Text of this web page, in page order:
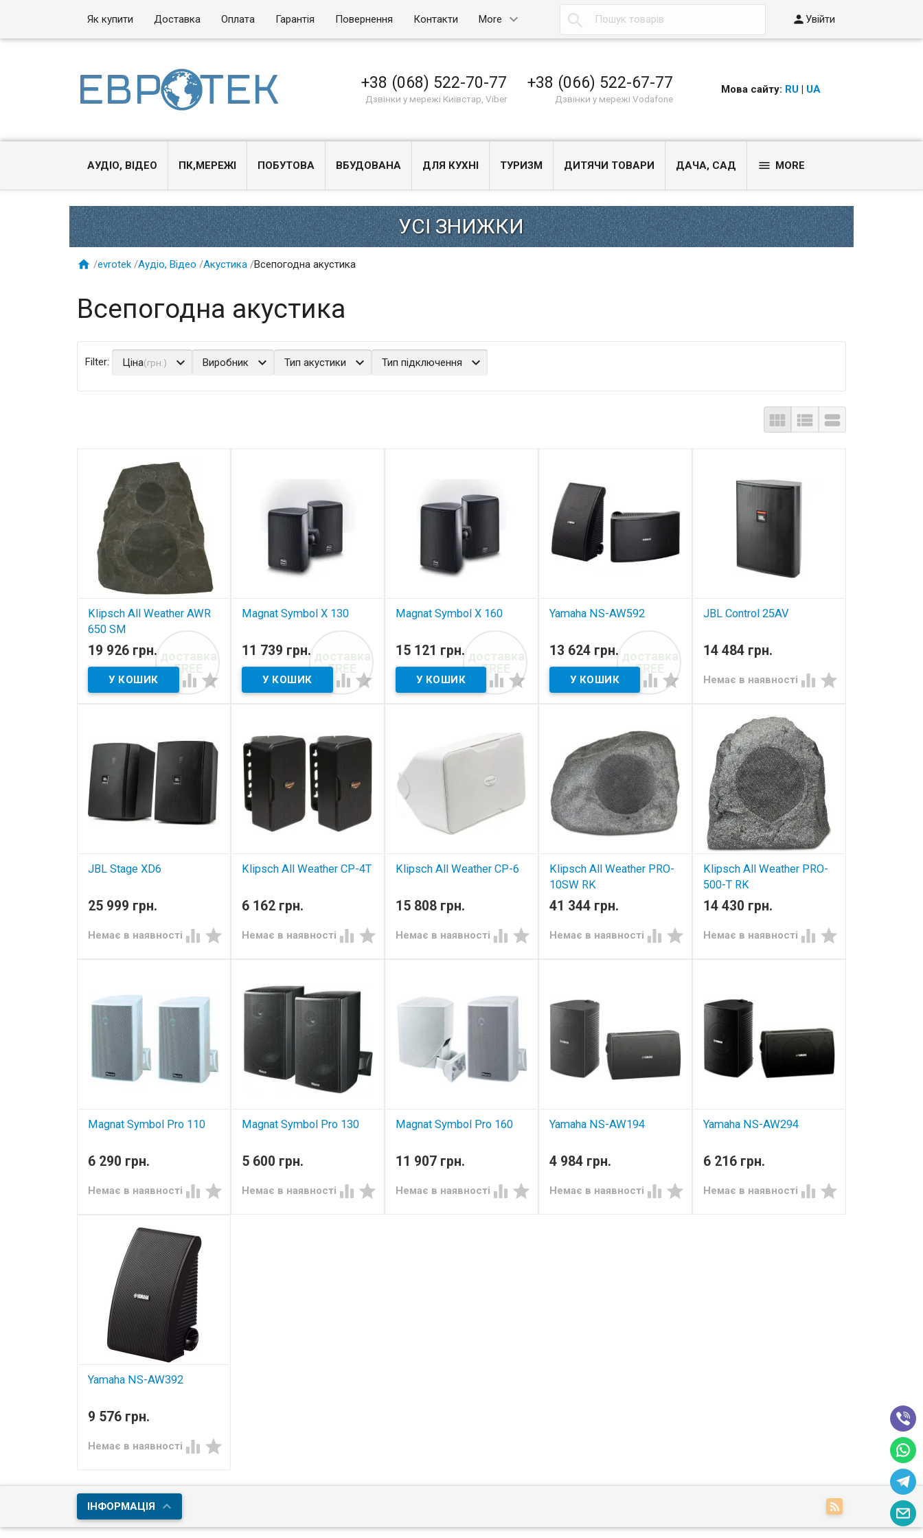
Як купити Доставка Оплата Гарантія Повернення Контакти More  Увійти
+38 (068) 522-70-77
Дзвінки у мережі Київстар, Viber
+38 (066) 522-67-77
Дзвінки у мережі Vodafone
Мова сайту: RU | UA
АУДІО, ВІДЕО ПК,МЕРЕЖІ ПОБУТОВА ВБУДОВАНА ДЛЯ КУХНІ ТУРИЗМ ДИТЯЧИ ТОВАРИ ДАЧА, САД  MORE
 /evrotek /Аудіо, Відео /Акустика /Всепогодна акустика
Всепогодна акустика
Ціна(грн.) Виробник Тип акустики Тип підключення
  
Klipsch All Weather AWR
650 SM
В наявності
всепогодна акустика
19 926 грн.
 
доставка
FREE
Magnat Symbol X 130
В наявності
всепогодна акустична
система
11 739 грн.
 
доставка
FREE
Magnat Symbol X 160
В наявності
всепогодна акустична
система
15 121 грн.
 
доставка
FREE
Yamaha NS-AW592
В наявності
всепогодна акустика
13 624 грн.
 
доставка
FREE
JBL Control 25AV
14 484 грн.
Немає в наявності  
JBL Stage XD6
25 999 грн.
Немає в наявності  
Klipsch All Weather CP-4T
6 162 грн.
Немає в наявності  
Klipsch All Weather CP-6
15 808 грн.
Немає в наявності  
Klipsch All Weather PRO-
10SW RK
всепогодна акустика
41 344 грн.
Немає в наявності  
Klipsch All Weather PRO-
500-T RK
всепогодна акустика
14 430 грн.
Немає в наявності  
Magnat Symbol Pro 110
6 290 грн.
Немає в наявності  
Magnat Symbol Pro 130
5 600 грн.
Немає в наявності  
Magnat Symbol Pro 160
11 907 грн.
Немає в наявності  
Yamaha NS-AW194
4 984 грн.
Немає в наявності  
Yamaha NS-AW294
6 216 грн.
Немає в наявності  
Yamaha NS-AW392
9 576 грн.
Немає в наявності  
ІНФОРМАЦІЯ